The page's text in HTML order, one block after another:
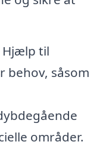
Hjælp til
behov, såsom
områder.